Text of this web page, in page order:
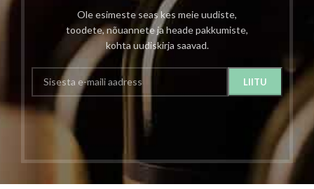
Ole esimeste seas kes meie uudiste,
toodete, nõuannete ja heade pakkumiste,
kohta uudiskirja saavad.